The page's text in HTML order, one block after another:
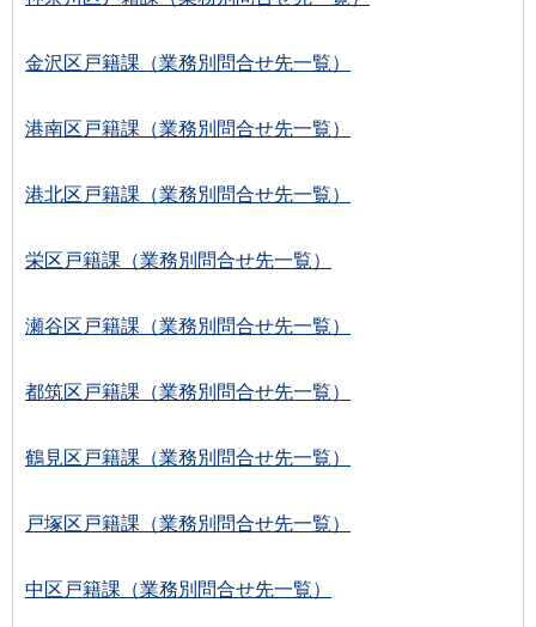
金沢区戸籍課（業務別問合せ先一覧）
港南区戸籍課（業務別問合せ先一覧）
港北区戸籍課（業務別問合せ先一覧）
栄区戸籍課（業務別問合せ先一覧）
瀬谷区戸籍課（業務別問合せ先一覧）
都筑区戸籍課（業務別問合せ先一覧）
鶴見区戸籍課（業務別問合せ先一覧）
戸塚区戸籍課（業務別問合せ先一覧）
中区戸籍課（業務別問合せ先一覧）